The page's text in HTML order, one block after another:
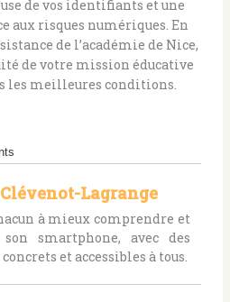
de vos identifiants et une
aux risques numériques. En
de l’académie de Nice,
de votre mission éducative
les meilleures conditions.
Lagrange
à mieux comprendre et
smartphone, avec des
et accessibles à tous.